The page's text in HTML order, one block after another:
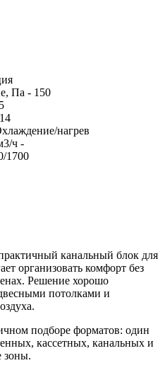
Па - 150
14
нагрев
ч -
1700
канальный блок для
организовать комфорт без
Решение хорошо
потолками и
подборе форматов: один
кассетных, канальных и
зоны.